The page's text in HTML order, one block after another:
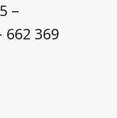
–
662 369